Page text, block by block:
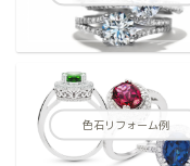
色石リフォーム例